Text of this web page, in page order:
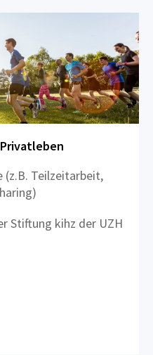
(z.B. Teilzeitarbeit,
Stiftung kihz der UZH